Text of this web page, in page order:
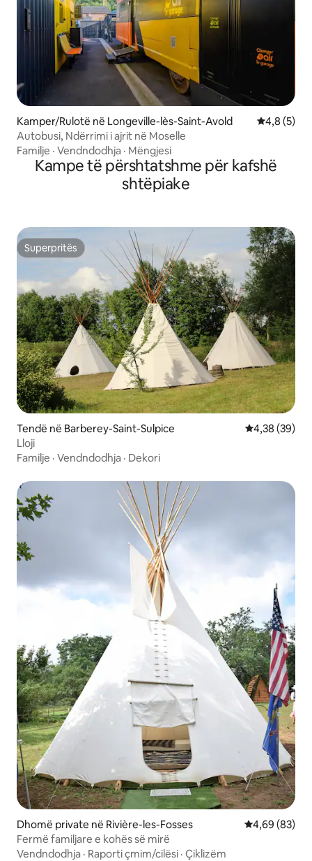
Kamper/Rulotë në Longeville-lès-Saint-Avold Vlerësimi
4,8 (5)
Autobusi, Ndërrimi i ajrit në Moselle
Familje · Vendndodhja · Mëngjesi
Kampe të përshtatshme për kafshë
shtëpiake
Superpritës
Superpritës
Tendë në Barberey-Saint-Sulpice Vlerësimi
4,38 (39)
Lloji
Familje · Vendndodhja · Dekori
Dhomë private në Rivière-les-Fosses Vlerësimi
4,69 (83)
Fermë familjare e kohës së mirë
Vendndodhja · Raporti çmim/cilësi · Çiklizëm